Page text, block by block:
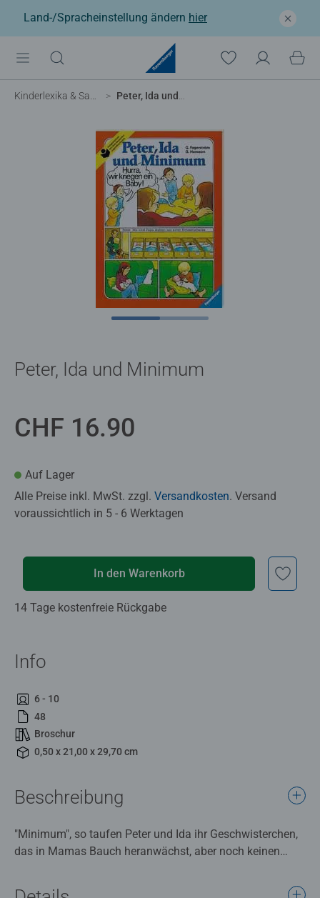
Land-/Spracheinstellung ändern hier
Kinderlexika & Sachbücher Peter, Ida und Minimum
Peter, Ida und Minimum
CHF 16.90
Auf Lager
Alle Preise inkl. MwSt. zzgl. Versandkosten. Versand
voraussichtlich in 5 - 6 Werktagen
In den Warenkorb
14 Tage kostenfreie Rückgabe
Info
6 - 10
48
Broschur
0,50 x 21,00 x 29,70 cm
Beschreibung
"Minimum", so taufen Peter und Ida ihr Geschwisterchen,
das in Mamas Bauch heranwächst, aber noch keinen
Geschichte einer Familie, die ein Kind erwartet, aus der